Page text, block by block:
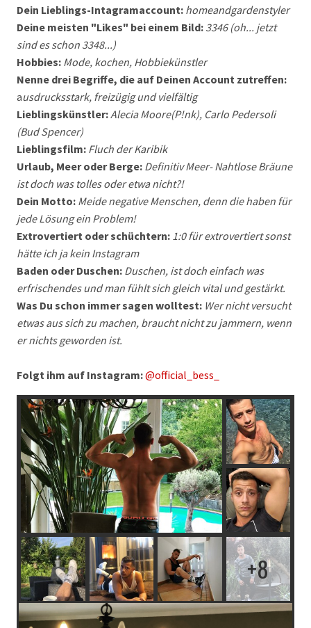
Dein Lieblings-Intagramaccount: homeandgardenstyler
Deine meisten "Likes" bei einem Bild: 3346 (oh... jetzt
sind es schon 3348...)
Hobbies: Mode, kochen, Hobbiekünstler
Nenne drei Begriffe, die auf Deinen Account zutreffen:
ausdrucksstark, freizügig und vielfältig
Lieblingskünstler:Alecia Moore(P!nk), Carlo Pedersoli
(Bud Spencer)
Lieblingsfilm: Fluch der Karibik
Urlaub, Meer oder Berge: Definitiv Meer- Nahtlose Bräune
ist doch was tolles oder etwa nicht?!
Dein Motto: Meide negative Menschen, denn die haben für
jede Lösung ein Problem!
Extrovertiert oder schüchtern: 1:0 für extrovertiert sonst
hätte ich ja kein Instagram
Baden oder Duschen: Duschen, ist doch einfach was
erfrischendes und man fühlt sich gleich vital und gestärkt.
Was Du schon immer sagen wolltest: Wer nicht versucht
etwas aus sich zu machen, braucht nicht zu jammern, wenn
er nichts geworden ist.
Folgt ihm auf Instagram:@official_bess_
8